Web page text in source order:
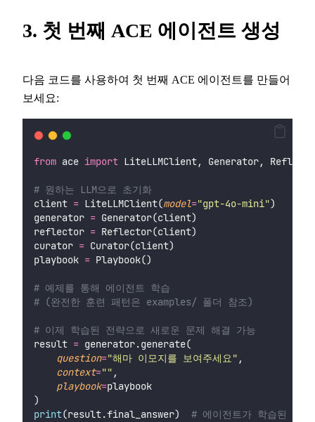
3. 첫 번째 ACE 에이전트 생성
다음 코드를 사용하여 첫 번째 ACE 에이전트를 만들어
보세요:
from ace import LiteLLMClient, Generator,
# 원하는 LLM으로 초기화
client = LiteLLMClient(model="gpt-4o-mini")
generator = Generator(client)
reflector = Reflector(client)
curator = Curator(client)
playbook = Playbook()
# 예제를 통해 에이전트 학습
# (완전한 훈련 패턴은 examples/ 폴더 참조)
# 이제 학습된 전략으로 새로운 문제 해결 가능
result = generator.generate(
question="해마 이모지를 보여주세요" ,
context="" ,
playbook=playbook
)
print(result.final_answer) # 에이전트가 학습된 전